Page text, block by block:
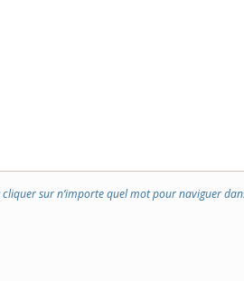
cliquer sur n’importe quel mot pour naviguer